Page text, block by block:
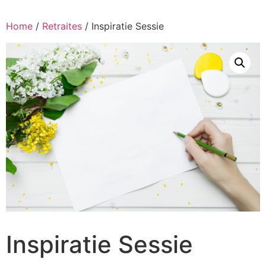
naar
inhoud
Home / Retraites / Inspiratie Sessie
Inspiratie Sessie